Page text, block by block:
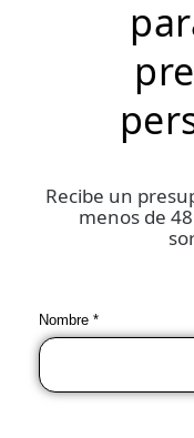
Recibe un
menos de
Nombre *